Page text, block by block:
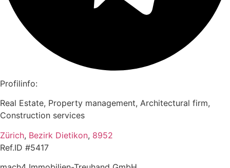
Profilinfo:
Real Estate, Property management, Architectural firm,
Construction services
Zürich, Bezirk Dietikon, 8952
Ref.ID #5417